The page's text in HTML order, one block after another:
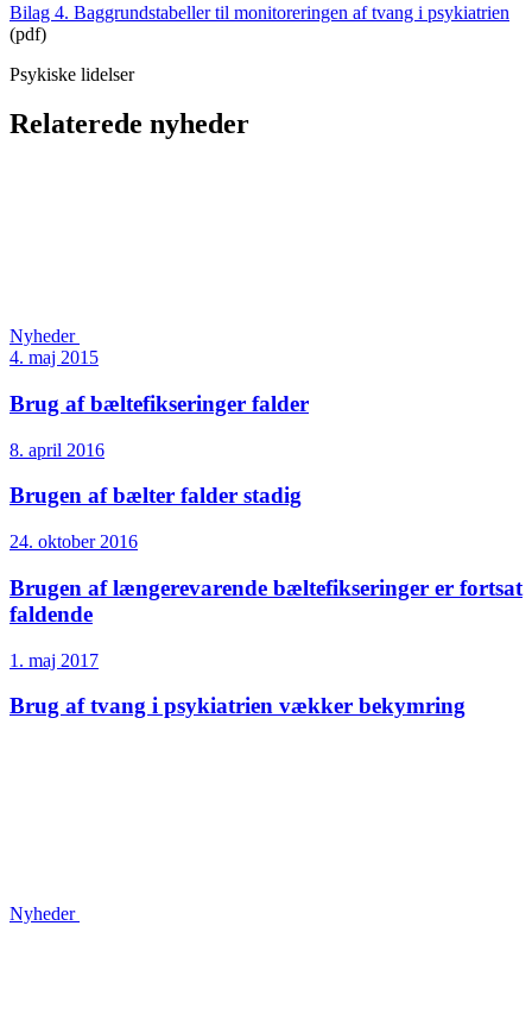
Bilag 4. Baggrundstabeller til monitoreringen af tvang i psykiatrien
(pdf)
Psykiske lidelser
Relaterede nyheder
Nyheder
4. maj 2015
Brug af bæltefikseringer falder
8. april 2016
Brugen af bælter falder stadig
24. oktober 2016
Brugen af længerevarende bæltefikseringer er fortsat
faldende
1. maj 2017
Brug af tvang i psykiatrien vækker bekymring
Nyheder